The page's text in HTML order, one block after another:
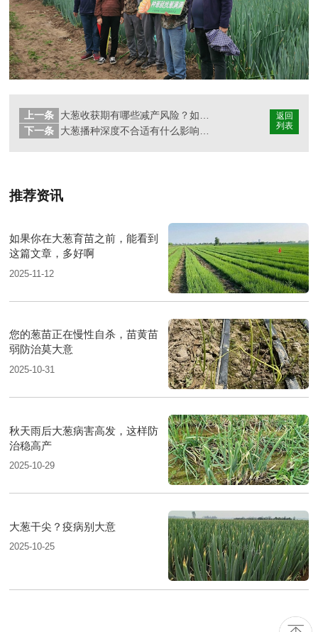
返回
列表
上一条
下一条
推荐资讯
如果你在大葱育苗之前，能看到
这篇文章，多好啊
2025-11-12
您的葱苗正在慢性自杀，苗黄苗
弱防治莫大意
2025-10-31
秋天雨后大葱病害高发，这样防
治稳高产
2025-10-29
大葱干尖？疫病别大意
2025-10-25